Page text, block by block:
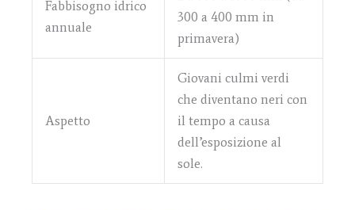
Fabbisogno idrico
annuale
300 a 400 mm in
primavera)
Aspetto
Giovani culmi verdi
che diventano neri con
il tempo a causa
dell’esposizione al
sole.